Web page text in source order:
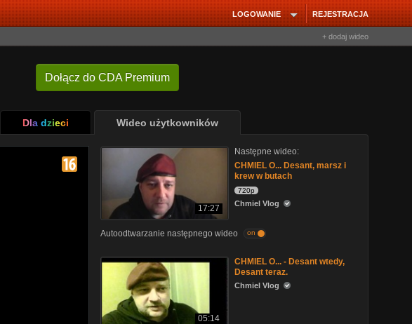
REJESTRACJA
LOGOWANIE
+ dodaj wideo
Dołącz do CDA Premium
Dla dzieci Wideo użytkowników
17:27
Następne wideo:
CHMIEL O... Desant, marsz i
krew w butach
720p
Chmiel Vlog
Autoodtwarzanie następnego wideo on
05:14
CHMIEL O... - Desant wtedy,
Desant teraz.
Chmiel Vlog